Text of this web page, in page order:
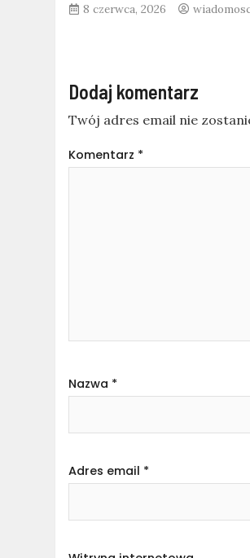
8 czerwca, 2026
Dodaj komentarz
Twój adres email nie
Komentarz *
Nazwa *
Adres email *